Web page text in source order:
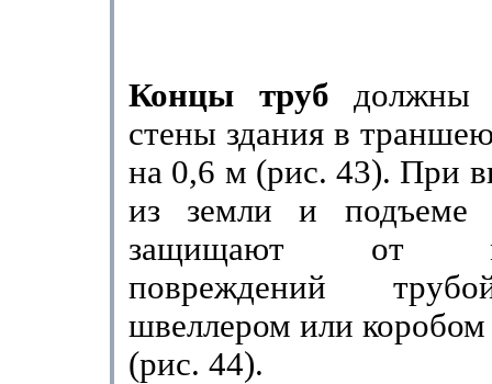
Концы труб должны
стены здания в
на 0,6 м (рис. 43). При
из земли и подъеме
защищают от
повреждений
швеллером или
(рис. 44).